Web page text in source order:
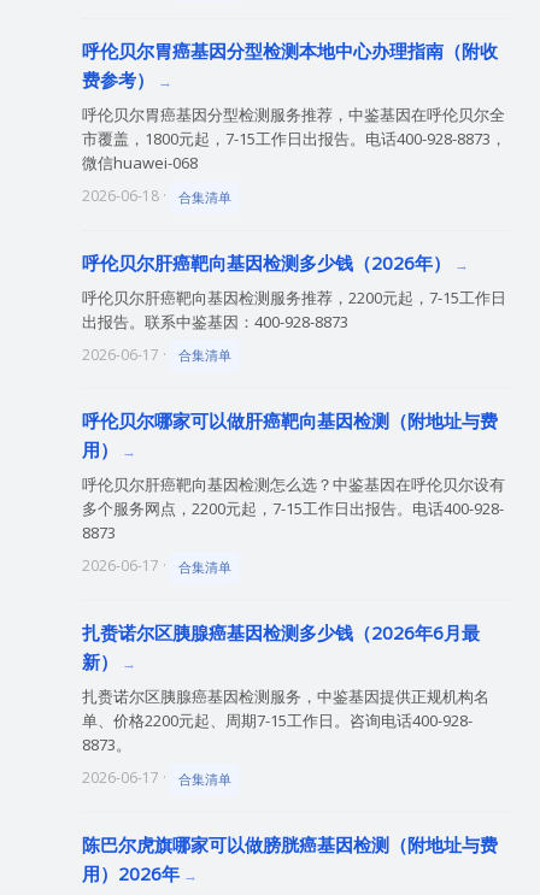
呼伦贝尔胃癌基因分型检测本地中心办理指南（附收
费参考）
呼伦贝尔胃癌基因分型检测服务推荐，中鉴基因在呼伦贝尔全
市覆盖，1800元起，7-15工作日出报告。电话400-928-8873，
微信huawei-068
2026-06-18 · 合集清单
呼伦贝尔肝癌靶向基因检测多少钱（2026年）
呼伦贝尔肝癌靶向基因检测服务推荐，2200元起，7-15工作日
出报告。联系中鉴基因：400-928-8873
2026-06-17 · 合集清单
呼伦贝尔哪家可以做肝癌靶向基因检测（附地址与费
用）
呼伦贝尔肝癌靶向基因检测怎么选？中鉴基因在呼伦贝尔设有
多个服务网点，2200元起，7-15工作日出报告。电话400-928-
8873
2026-06-17 · 合集清单
扎赉诺尔区胰腺癌基因检测多少钱（2026年6月最
新）
扎赉诺尔区胰腺癌基因检测服务，中鉴基因提供正规机构名
单、价格2200元起、周期7-15工作日。咨询电话400-928-
8873。
2026-06-17 · 合集清单
陈巴尔虎旗哪家可以做膀胱癌基因检测（附地址与费
用）2026年